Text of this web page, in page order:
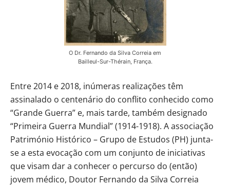
O Dr. Fernando da Silva Correia em
Bailleul-Sur-Thérain, França.
Entre 2014 e 2018, inúmeras realizações têm
assinalado o centenário do conflito conhecido como
“Grande Guerra” e, mais tarde, também designado
“Primeira Guerra Mundial” (1914-1918). A associação
Património Histórico – Grupo de Estudos (PH) junta-
se a esta evocação com um conjunto de iniciativas
que visam dar a conhecer o percurso do (então)
jovem médico, Doutor Fernando da Silva Correia